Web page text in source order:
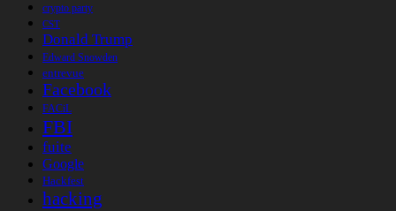
crypto party
CST
Donald Trump
Edward Snowden
entrevue
Facebook
FACiL
FBI
fuite
Google
Hackfest
hacking